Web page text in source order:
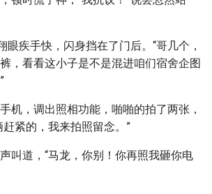
眼疾手快，闪身挡在了门后。“哥几个，
，看看这小子是不是混进咱们宿舍企图
机，调出照相功能，啪啪的拍了两张，
紧的，我来拍照留念。”
叫道，“马龙，你别！你再照我砸你电